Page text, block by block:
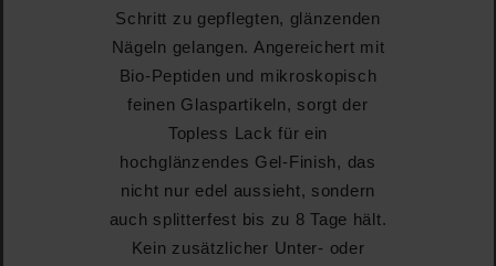
Schritt zu gepflegten, glänzenden
Nägeln gelangen. Angereichert mit
Bio-Peptiden und mikroskopisch
feinen Glaspartikeln, sorgt der
Topless Lack für ein
hochglänzendes Gel-Finish, das
nicht nur edel aussieht, sondern
auch splitterfest bis zu 8 Tage hält.
Kein zusätzlicher Unter- oder